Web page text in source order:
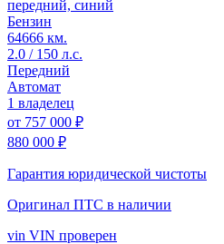
передний, синий
Бензин
64666 км.
2.0 / 150 л.с.
Передний
Автомат
1 владелец
от 757 000 ₽
880 000 ₽
Гарантия юридической чистоты
Оригинал ПТС в наличии
vin VIN проверен